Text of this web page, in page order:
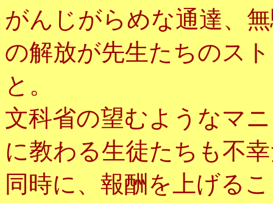
がんじがらめな通達、
の解放が先生たちのス
と。
文科省の望むようなマ
に教わる生徒たちも不
同時に、報酬を上げる